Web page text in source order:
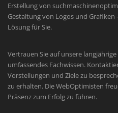
Erstellung von
Gestaltung von Logos und
Lösung für Sie.
Vertrauen Sie auf unsere
umfassendes Fachwissen.
Vorstellungen und Ziele zu
zu erhalten. Die WebOptimisten
Präsenz zum Erfolg zu führen.